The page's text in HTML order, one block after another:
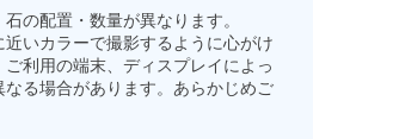
の配置・数量が異なります。
近いカラーで撮影するように心がけ
ご利用の端末、ディスプレイによっ
なる場合があります。あらかじめご